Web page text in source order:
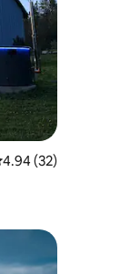
4.94 (32)